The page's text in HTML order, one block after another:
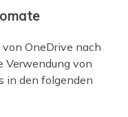
OneDrive nach
Verwendung von
in den folgenden